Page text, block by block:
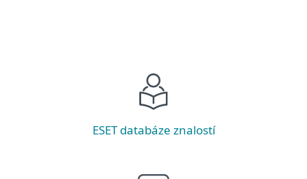
ESET databáze znalostí